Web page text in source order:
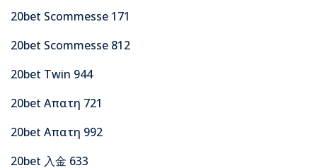
20bet Scommesse 171
20bet Scommesse 812
20bet Twin 944
20bet Απατη 721
20bet Απατη 992
20bet 入金 633